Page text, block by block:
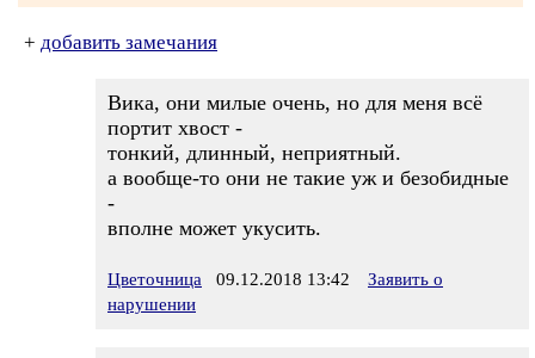
+ добавить замечания
Вика, они милые очень, но для меня всё
портит хвост -
тонкий, длинный, неприятный.
а вообще-то они не такие уж и безобидные
-
вполне может укусить.
Цветочница 09.12.2018 13:42
Заявить о
нарушении